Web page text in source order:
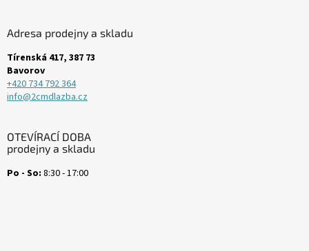
Adresa prodejny a skladu
Tírenská 417, 387 73
Bavorov
+420 734 792 364
info@2cmdlazba.cz
OTEVÍRACÍ DOBA
prodejny a skladu
Po - So: 8:30 - 17:00